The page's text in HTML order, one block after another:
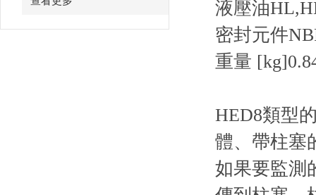
液壓油
密封元件
重量 [kg]
HED8類型
體、帶柱塞
如果要監測